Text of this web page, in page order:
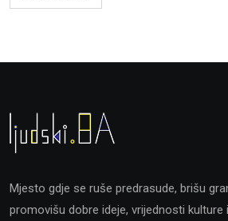
Mjesto gdje se ruše predrasude, brišu
promovišu dobre ideje, vrijednosti kulture